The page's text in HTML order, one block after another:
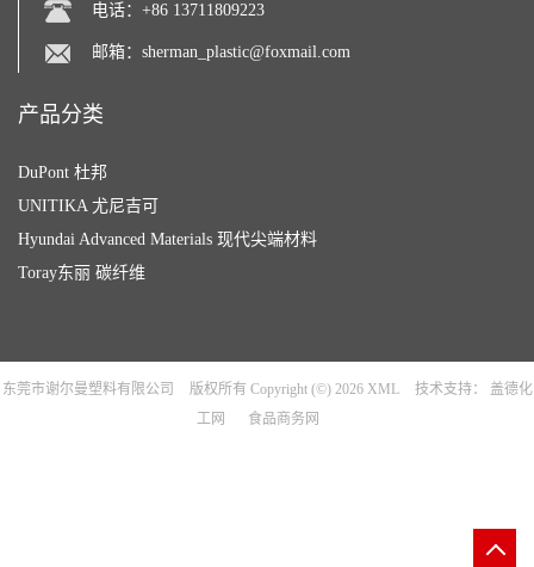
电话：+86 13711809223
邮箱： sherman_plastic@foxmail.com
产品分类
DuPont 杜邦
UNITIKA 尤尼吉可
Hyundai Advanced Materials 现代尖端材料
Toray东丽 碳纤维
东莞市谢尔曼塑料有限公司 版权所有 Copyright (©) 2026 XML 技术支持：
盖德化
工网
食品商务网